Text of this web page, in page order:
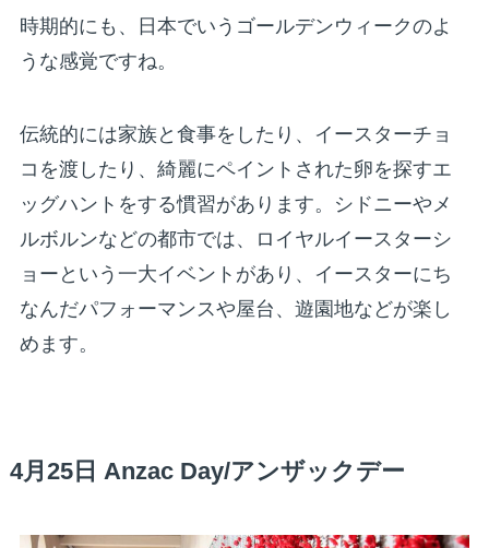
時期的にも、日本でいうゴールデンウィークのよ
うな感覚ですね。
伝統的には家族と食事をしたり、イースターチョ
コを渡したり、綺麗にペイントされた卵を探すエ
ッグハントをする慣習があります。シドニーやメ
ルボルンなどの都市では、ロイヤルイースターシ
ョーという一大イベントがあり、イースターにち
なんだパフォーマンスや屋台、遊園地などが楽し
めます。
4月25日 Anzac Day/アンザックデー